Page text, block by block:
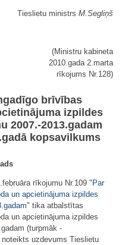
Tieslietu ministrs M.Segliņš
(Ministru kabineta
2010.gada 2.marta
rīkojums Nr.128)
brīvības
izpildes
2007.-2013.gadam
kopsavilkums
rīkojumu Nr.109 " Par
un apcietinājuma izpildes
" tika atbalstītas
un apcietinājuma izpildes
(turpmāk -
noteikts uzdevums Tieslietu